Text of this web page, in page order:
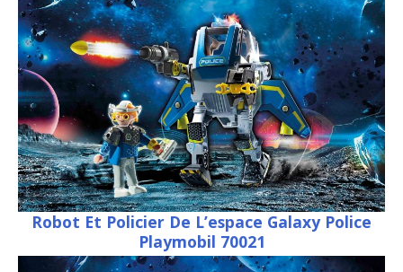
Robot Et Policier De L’espace Galaxy Police
Playmobil 70021